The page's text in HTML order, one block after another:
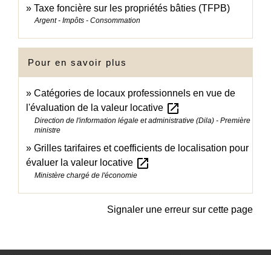
Taxe foncière sur les propriétés bâties (TFPB)
Argent - Impôts - Consommation
Pour en savoir plus
Catégories de locaux professionnels en vue de
l'évaluation de la valeur locative open_in_new
Direction de l'information légale et administrative (Dila) - Première
ministre
Grilles tarifaires et coefficients de localisation pour
évaluer la valeur locative open_in_new
Ministère chargé de l'économie
Signaler une erreur sur cette page